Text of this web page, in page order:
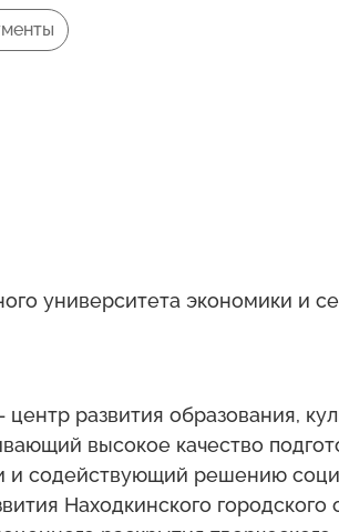
университета экономики и
развития образования,
высокое качество
и содействующий решению
Находкинского городского